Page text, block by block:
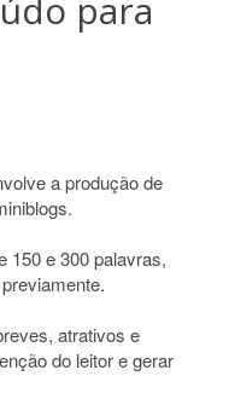
para
a produção de
150 e 300 palavras,
atrativos e
do leitor e gerar